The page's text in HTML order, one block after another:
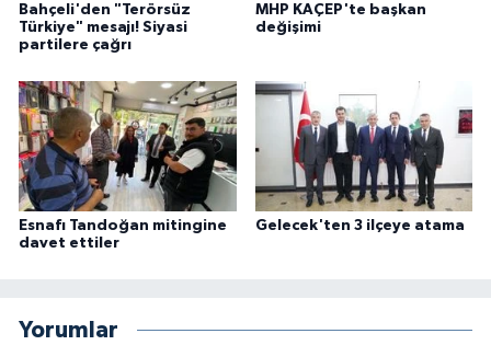
Bahçeli'den "Terörsüz
Türkiye" mesajı! Siyasi
partilere çağrı
MHP KAÇEP'te başkan
değişimi
Esnafı Tandoğan mitingine
davet ettiler
Gelecek'ten 3 ilçeye atama
Yorumlar